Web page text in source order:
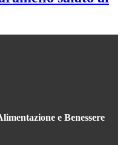
e Benessere